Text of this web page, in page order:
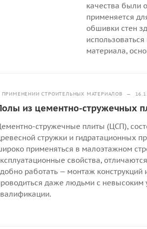
качества были
применяется
обшивки стен
материала,
ПРИМЕНЕНИИ СТРОИТЕЛЬНЫХ МАТЕРИАЛОВ —
из цементно-стружечных
стружечные плиты (ЦСП),
стружки и гидратационных
применяться в малоэтажном
свойства,
работать — монтаж конструкций
даже людьми с невысоким